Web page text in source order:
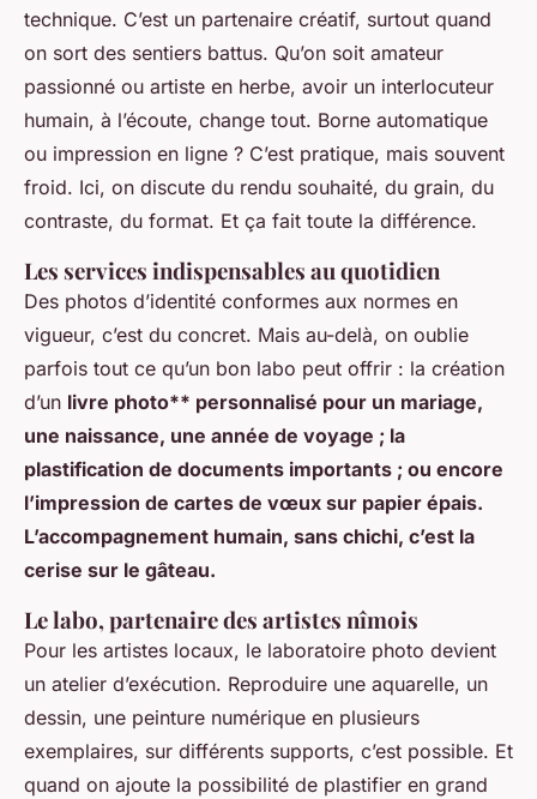
technique. C’est un partenaire créatif, surtout quand
on sort des sentiers battus. Qu’on soit amateur
passionné ou artiste en herbe, avoir un interlocuteur
humain, à l’écoute, change tout. Borne automatique
ou impression en ligne ? C’est pratique, mais souvent
froid. Ici, on discute du rendu souhaité, du grain, du
contraste, du format. Et ça fait toute la différence.
Les services indispensables au quotidien
Des photos d’identité conformes aux normes en
vigueur, c’est du concret. Mais au-delà, on oublie
parfois tout ce qu’un bon labo peut offrir : la création
d’un livre photo** personnalisé pour un mariage,
une naissance, une année de voyage ; la
plastification de documents importants ; ou encore
l’impression de cartes de vœux sur papier épais.
L’accompagnement humain, sans chichi, c’est la
cerise sur le gâteau.
Le labo, partenaire des artistes nîmois
Pour les artistes locaux, le laboratoire photo devient
un atelier d’exécution. Reproduire une aquarelle, un
dessin, une peinture numérique en plusieurs
exemplaires, sur différents supports, c’est possible. Et
quand on ajoute la possibilité de plastifier en grand